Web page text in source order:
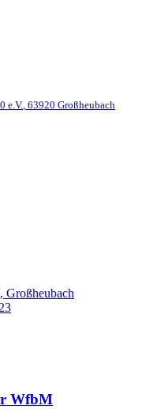
e.V. 63920 Großheubach
Großheubach
WfbM